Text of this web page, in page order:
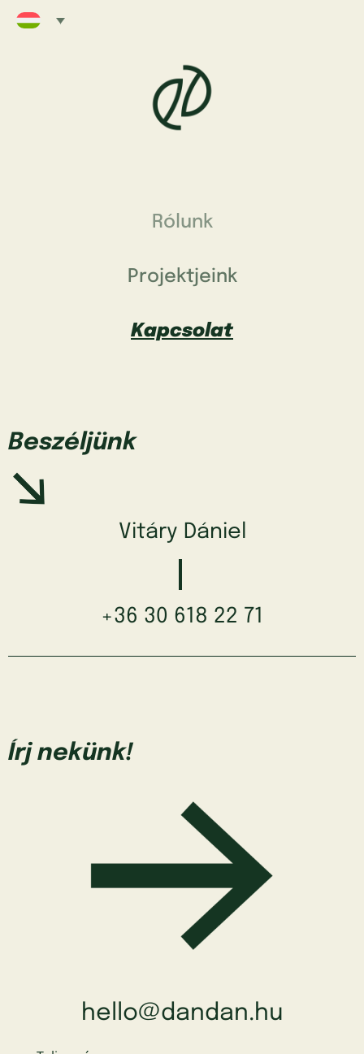
Rólunk
Projektjeink
Kapcsolat
Beszéljünk
Vitáry Dániel
+36 30 618 22 71
Írj nekünk!
hello@dandan.hu